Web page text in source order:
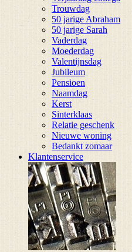
Trouwdag
50 jarige Abraham
50 jarige Sarah
Vaderdag
Moederdag
Valentijnsdag
Jubileum
Pensioen
Naamdag
Kerst
Sinterklaas
Relatie geschenk
Nieuwe woning
Bedankt zomaar
Klantenservice